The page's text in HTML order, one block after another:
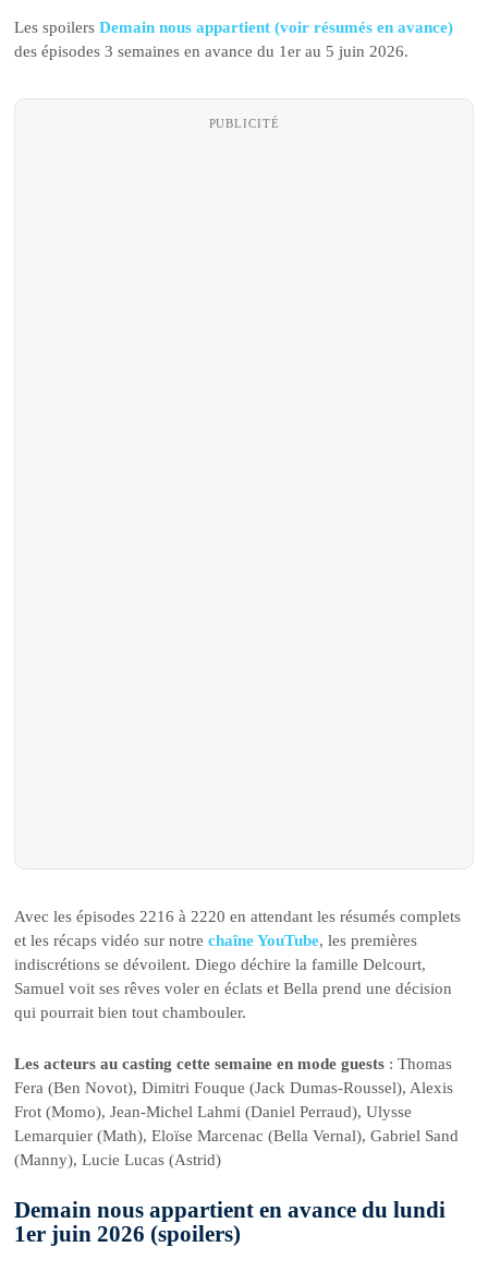
Les spoilers Demain nous appartient (voir résumés en avance)
des épisodes 3 semaines en avance du 1er au 5 juin 2026.
PUBLICITÉ
Avec les épisodes 2216 à 2220 en attendant les résumés complets
et les récaps vidéo sur notrechaîne YouTube, les premières
indiscrétions se dévoilent. Diego déchire la famille Delcourt,
Samuel voit ses rêves voler en éclats et Bella prend une décision
qui pourrait bien tout chambouler.
Les acteurs au casting cette semaine en mode guests : Thomas
Fera (Ben Novot), Dimitri Fouque (Jack Dumas-Roussel), Alexis
Frot (Momo), Jean-Michel Lahmi (Daniel Perraud), Ulysse
Lemarquier (Math), Eloïse Marcenac (Bella Vernal), Gabriel Sand
(Manny), Lucie Lucas (Astrid)
Demain nous appartient en avance du lundi
1er juin 2026 (spoilers)